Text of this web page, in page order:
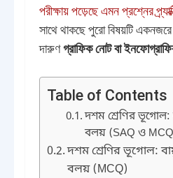
পরীক্ষায় পড়েছে এমন প্রশ্নের
সাথে থাকছে পুরো বিষয়টি
দারুণগ্রাফিক নোট বা
Table of Contents
দশম শ্রেণির ভূগোল:
বলয় (SAQ ও
দশম শ্রেণির ভূগোল:
বলয় (MCQ)